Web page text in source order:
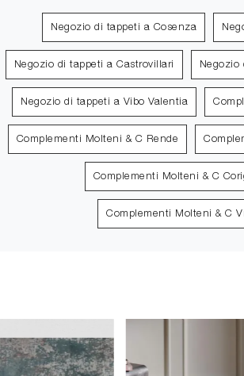
Negozio di tappeti a Cosenza
Negozio di tappeti a Castrovillari Negozio
Negozio di tappeti a Vibo Valentia
Complementi Molteni & C Rende
Complementi Molteni & C
Complementi Molteni & C